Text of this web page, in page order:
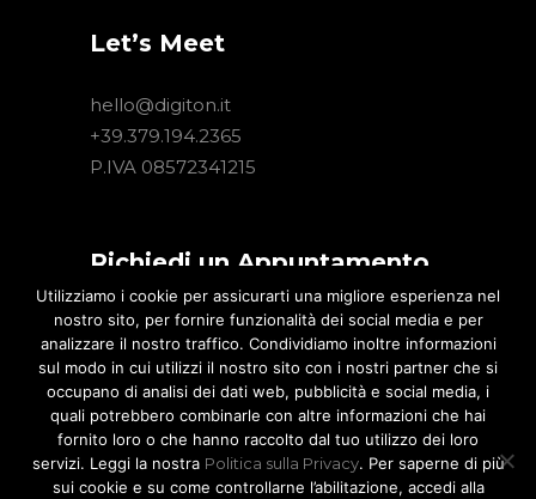
Let’s Meet
hello@digiton.it
+39.379.194.2365
P.IVA 08572341215
Richiedi un Appuntamento
Hai un progetto Digital interessante?
Lascia un tuo recapito. Un nostro
consulente ti contatterà per illustrarti
le nostre migliori soluzioni.
Contattaci
Utilizziamo i cookie per assicurarti una migliore esperienza nel
nostro sito, per fornire funzionalità dei social media e per
analizzare il nostro traffico. Condividiamo inoltre informazioni
sul modo in cui utilizzi il nostro sito con i nostri partner che si
occupano di analisi dei dati web, pubblicità e social media, i
quali potrebbero combinarle con altre informazioni che hai
fornito loro o che hanno raccolto dal tuo utilizzo dei loro
servizi. Leggi la nostra Politica sulla Privacy. Per saperne di più
sui cookie e su come controllarne l’abilitazione, accedi alla